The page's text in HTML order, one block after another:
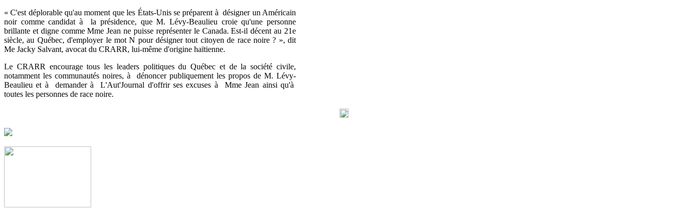
« C'est déplorable qu'au moment que les États-Unis se préparent à désigner un Américain
noir comme candidat à la présidence, que M. Lévy-Beaulieu croie qu'une personne
brillante et digne comme Mme Jean ne puisse représenter le Canada. Est-il décent au 21e
siècle, au Québec, d'employer le mot N pour désigner tout citoyen de race noire ? », dit
Me Jacky Salvant, avocat du CRARR, lui-même d'origine haïtienne.
Le CRARR encourage tous les leaders politiques du Québec et de la société civile,
notamment les communautés noires, à dénoncer publiquement les propos de M. Lévy-
Beaulieu et à demander à L'Aut'Journal d'offrir ses excuses à Mme Jean ainsi qu'à
toutes les personnes de race noire.